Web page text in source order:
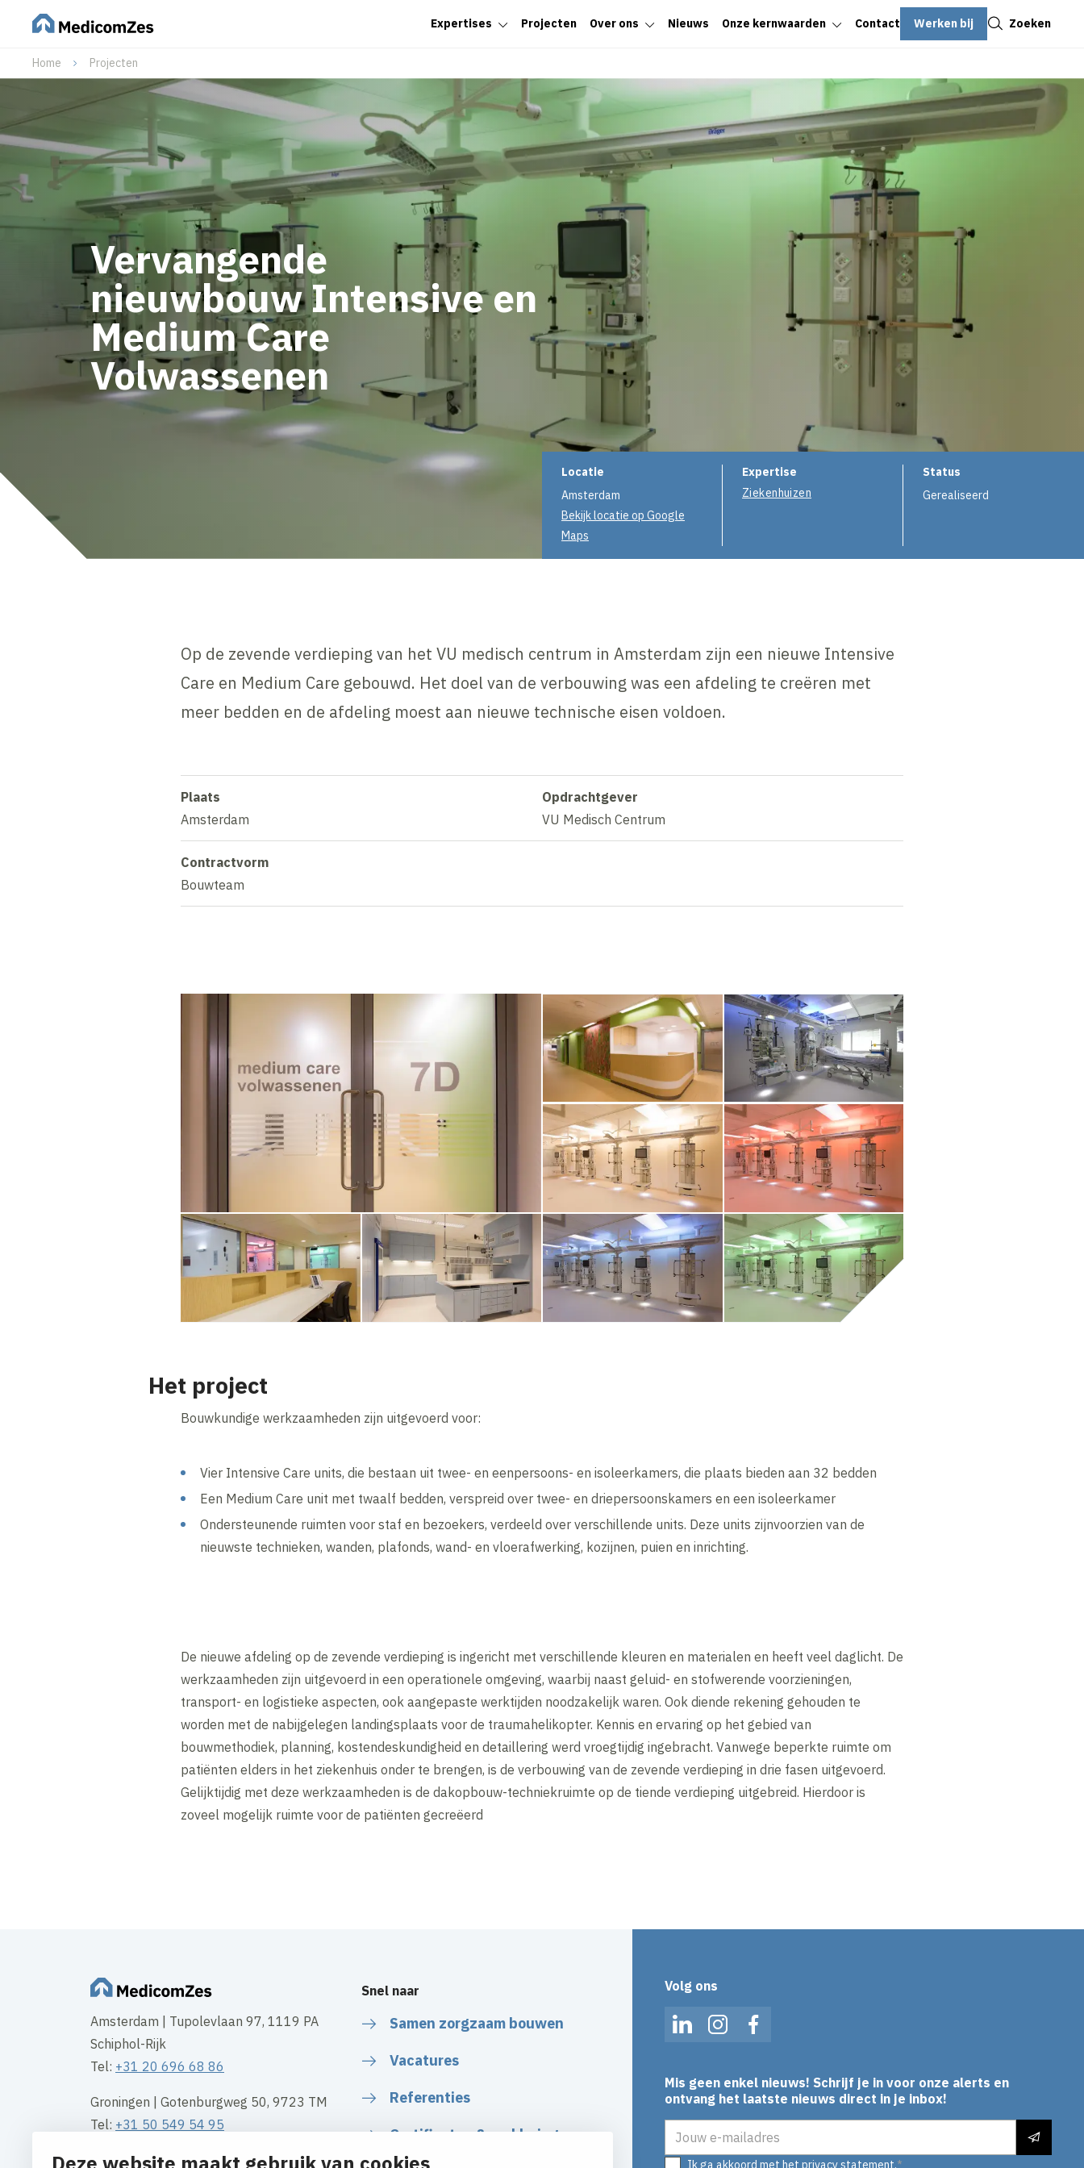
Expertises Projecten Over ons Nieuws Onze kernwaarden Contact Werken bij Zoeken
Home Projecten
Vervangende
nieuwbouw Intensive en
Medium Care
Volwassenen
Projectinformatie
Locatie
Amsterdam
Bekijk locatie op Google
Maps
Expertise
Ziekenhuizen
Status
Gerealiseerd
Op de zevende verdieping van het VU medisch centrum in Amsterdam zijn een nieuwe Intensive
Care en Medium Care gebouwd. Het doel van de verbouwing was een afdeling te creëren met
meer bedden en de afdeling moest aan nieuwe technische eisen voldoen.
Plaats
Amsterdam
Opdrachtgever
VU Medisch Centrum
Contractvorm
Bouwteam
Het project
Bouwkundige werkzaamheden zijn uitgevoerd voor:
Vier Intensive Care units, die bestaan uit twee- en eenpersoons- en isoleerkamers, die plaats bieden aan 32 bedden
Een Medium Care unit met twaalf bedden, verspreid over twee- en driepersoonskamers en een isoleerkamer
Ondersteunende ruimten voor staf en bezoekers, verdeeld over verschillende units. Deze units zijnvoorzien van de
nieuwste technieken, wanden, plafonds, wand- en vloerafwerking, kozijnen, puien en inrichting.
De nieuwe afdeling op de zevende verdieping is ingericht met verschillende kleuren en materialen en heeft veel daglicht. De
werkzaamheden zijn uitgevoerd in een operationele omgeving, waarbij naast geluid- en stofwerende voorzieningen,
transport- en logistieke aspecten, ook aangepaste werktijden noodzakelijk waren. Ook diende rekening gehouden te
worden met de nabijgelegen landingsplaats voor de traumahelikopter. Kennis en ervaring op het gebied van
bouwmethodiek, planning, kostendeskundigheid en detaillering werd vroegtijdig ingebracht. Vanwege beperkte ruimte om
patiënten elders in het ziekenhuis onder te brengen, is de verbouwing van de zevende verdieping in drie fasen uitgevoerd.
Gelijktijdig met deze werkzaamheden is de dakopbouw-techniekruimte op de tiende verdieping uitgebreid. Hierdoor is
zoveel mogelijk ruimte voor de patiënten gecreëerd
Amsterdam | Tupolevlaan 97, 1119 PA
Schiphol-Rijk
Tel: +31 20 696 68 86
Groningen | Gotenburgweg 50, 9723 TM
Tel: +31 50 549 54 95
Rotterdam | Waalhaven Z.z. 11, 3089 JH
Snel naar
Samen zorgzaam bouwen
Vacatures
Referenties
Certificaten & verklaringen
Volg ons
LinkedInInstagramFacebook
Mis geen enkel nieuws! Schrijf je in voor onze alerts en
ontvang het laatste nieuws direct in je inbox!
Ik ga akkoord met het privacy statement.
Sluiten